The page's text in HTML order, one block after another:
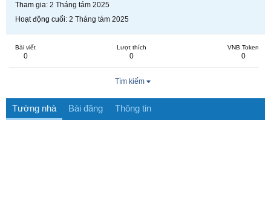
Tham gia 2 Tháng tám 2025
Hoạt động cuối 2 Tháng tám 2025
Bài viết
0
Lượt thích
0
VNB Token
0
Tìm kiếm
Tường nhà Bài đăng Thông tin